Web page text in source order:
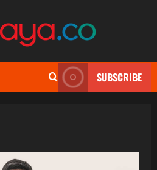
SUBSCRIBE